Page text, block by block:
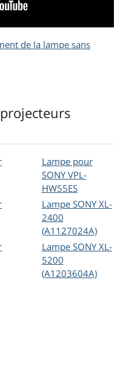
de la lampe sans
Lampe pour
SONY VPL-
HW55ES
Lampe SONY XL-
2400
(A1127024A)
Lampe SONY XL-
5200
(A1203604A)